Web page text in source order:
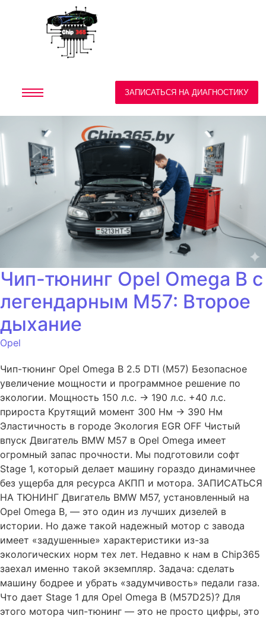
ЗАПИСАТЬСЯ НА ДИАГНОСТИКУ
Чип-тюнинг Opel Omega B с
легендарным M57: Второе
дыхание
Opel
Чип-тюнинг Opel Omega B 2.5 DTI (M57) Безопасное
увеличение мощности и программное решение по
экологии. Мощность 150 л.с. → 190 л.с. +40 л.с.
прироста Крутящий момент 300 Нм → 390 Нм
Эластичность в городе Экология EGR OFF Чистый
впуск Двигатель BMW M57 в Opel Omega имеет
огромный запас прочности. Мы подготовили софт
Stage 1, который делает машину гораздо динамичнее
без ущерба для ресурса АКПП и мотора. ЗАПИСАТЬСЯ
НА ТЮНИНГ Двигатель BMW M57, установленный на
Opel Omega B, — это один из лучших дизелей в
истории. Но даже такой надежный мотор с завода
имеет «задушенные» характеристики из-за
экологических норм тех лет. Недавно к нам в Chip365
заехал именно такой экземпляр. Задача: сделать
машину бодрее и убрать «задумчивость» педали газа.
Что дает Stage 1 для Opel Omega B (M57D25)? Для
этого мотора чип-тюнинг — это не просто цифры, это